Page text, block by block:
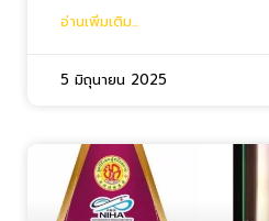
อ่านเพิ่มเติม...
5 มิถุนายน 2025